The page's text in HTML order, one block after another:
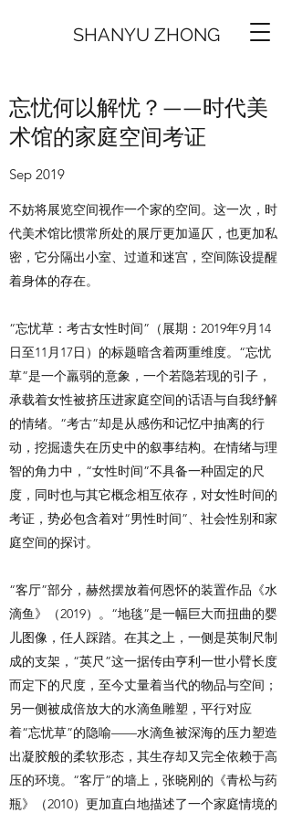
SHANYU ZHONG
忘忧何以解忧？——时代美
术馆的家庭空间考证
Sep 2019
不妨将展览空间视作一个家的空间。这一次，时
代美术馆比惯常所处的展厅更加逼仄，也更加私
密，它分隔出小室、过道和迷宫，空间陈设提醒
着身体的存在。
“忘忧草：考古女性时间”（展期：2019年9月14
日至11月17日）的标题暗含着两重维度。“忘忧
草”是一个羸弱的意象，一个若隐若现的引子，
承载着女性被挤压进家庭空间的话语与自我纾解
的情绪。“考古”却是从感伤和记忆中抽离的行
动，挖掘遗失在历史中的叙事结构。在情绪与理
智的角力中，“女性时间”不具备一种固定的尺
度，同时也与其它概念相互依存，对女性时间的
考证，势必包含着对“男性时间”、社会性别和家
庭空间的探讨。
“客厅”部分，赫然摆放着何恩怀的装置作品《水
滴鱼》（2019）。“地毯”是一幅巨大而扭曲的婴
儿图像，任人踩踏。在其之上，一侧是英制尺制
成的支架，“英尺”这一据传由亨利一世小臂长度
而定下的尺度，至今丈量着当代的物品与空间；
另一侧被成倍放大的水滴鱼雕塑，平行对应
着“忘忧草”的隐喻——水滴鱼被深海的压力塑造
出凝胶般的柔软形态，其生存却又完全依赖于高
压的环境。“客厅”的墙上，张晓刚的《青松与药
瓶》（2010）更加直白地描述了一个家庭情境的